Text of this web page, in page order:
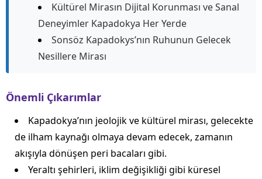
Kültürel Mirasın Dijital Korunması ve Sanal
Deneyimler Kapadokya Her Yerde
Sonsöz Kapadokys’nın Ruhunun Gelecek
Nesillere Mirası
Önemli Çıkarımlar
Kapadokya’nın jeolojik ve kültürel mirası, gelecekte
de ilham kaynağı olmaya devam edecek, zamanın
akışıyla dönüşen peri bacaları gibi.
Yeraltı şehirleri, iklim değişikliği gibi küresel